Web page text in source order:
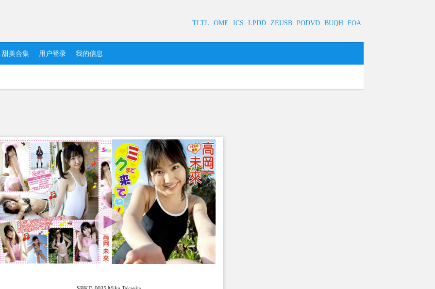
TLTL OME ICS LPDD ZEUSB PODVD BUQH FOA
甜美合集 用户登录 我的信息